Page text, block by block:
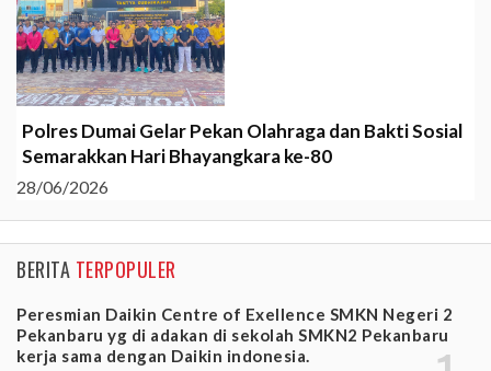
Polres Dumai Gelar Pekan Olahraga dan Bakti Sosial
Semarakkan Hari Bhayangkara ke-80
28/06/2026
BERITA TERPOPULER
Peresmian Daikin Centre of Exellence SMKN Negeri 2
Pekanbaru yg di adakan di sekolah SMKN2 Pekanbaru
kerja sama dengan Daikin indonesia.